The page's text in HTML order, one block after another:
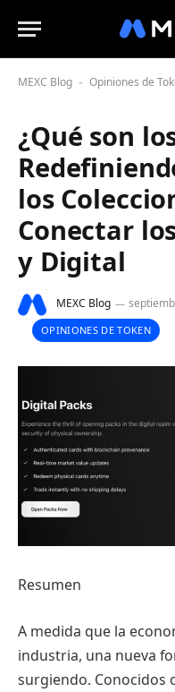
MEXC Blog - Opiniones de
¿Qué son
los
Conectar
y Digital
MEXC Blog
OPINIONES DE TOKEN
Resumen
A medida que la
industria, una nueva
surgiendo. Conocidos